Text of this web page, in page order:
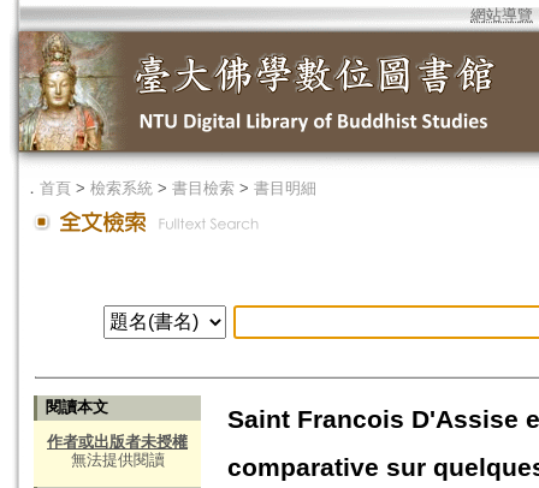
網站導覽
． 首頁 > 檢索系統 > 書目檢索 > 書目明細
閱讀本文
作者或出版者未授權
無法提供閱讀
Saint Francois D'Assise
comparative sur